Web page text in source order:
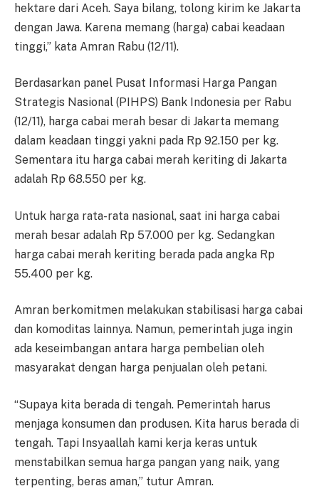
hektare dari Aceh. Saya bilang, tolong kirim ke Jakarta
dengan Jawa. Karena memang (harga) cabai keadaan
tinggi,” kata Amran Rabu (12/11).
Berdasarkan panel Pusat Informasi Harga Pangan
Strategis Nasional (PIHPS) Bank Indonesia per Rabu
(12/11), harga cabai merah besar di Jakarta memang
dalam keadaan tinggi yakni pada Rp 92.150 per kg.
Sementara itu harga cabai merah keriting di Jakarta
adalah Rp 68.550 per kg.
Untuk harga rata-rata nasional, saat ini harga cabai
merah besar adalah Rp 57.000 per kg. Sedangkan
harga cabai merah keriting berada pada angka Rp
55.400 per kg.
Amran berkomitmen melakukan stabilisasi harga cabai
dan komoditas lainnya. Namun, pemerintah juga ingin
ada keseimbangan antara harga pembelian oleh
masyarakat dengan harga penjualan oleh petani.
“Supaya kita berada di tengah. Pemerintah harus
menjaga konsumen dan produsen. Kita harus berada di
tengah. Tapi Insyaallah kami kerja keras untuk
menstabilkan semua harga pangan yang naik, yang
terpenting, beras aman,” tutur Amran.